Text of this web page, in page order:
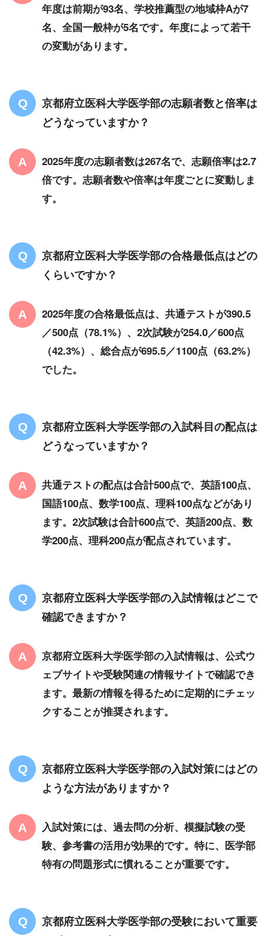
年度は前期が93名、学校推薦型の地域枠Aが7
名、全国一般枠が5名です。年度によって若干
の変動があります。
京都府立医科大学医学部の志願者数と倍率は
どうなっていますか？
2025年度の志願者数は267名で、志願倍率は2.7
倍です。志願者数や倍率は年度ごとに変動しま
す。
京都府立医科大学医学部の合格最低点はどの
くらいですか？
2025年度の合格最低点は、共通テストが390.5
／500点（78.1%）、2次試験が254.0／600点
（42.3%）、総合点が695.5／1100点（63.2%）
でした。
京都府立医科大学医学部の入試科目の配点は
どうなっていますか？
共通テストの配点は合計500点で、英語100点、
国語100点、数学100点、理科100点などがあり
ます。2次試験は合計600点で、英語200点、数
学200点、理科200点が配点されています。
京都府立医科大学医学部の入試情報はどこで
確認できますか？
京都府立医科大学医学部の入試情報は、公式ウ
ェブサイトや受験関連の情報サイトで確認でき
ます。最新の情報を得るために定期的にチェッ
クすることが推奨されます。
京都府立医科大学医学部の入試対策にはどの
ような方法がありますか？
入試対策には、過去問の分析、模擬試験の受
験、参考書の活用が効果的です。特に、医学部
特有の問題形式に慣れることが重要です。
京都府立医科大学医学部の受験において重要